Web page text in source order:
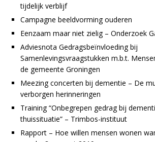
tijdelijk verblijf
Campagne beeldvorming ouderen
Eenzaam maar niet zielig – Onderzoek
Adviesnota Gedragsbeïnvloeding bij
Samenlevingsvraagstukken m.b.t.
de gemeente Groningen
Meezing concerten bij dementie – De
verborgen herinneringen
Training “Onbegrepen gedrag bij
thuissituatie” – Trimbos-instituut
Rapport – Hoe willen mensen wonen